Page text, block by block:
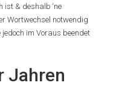
ist & deshalb ‘ne
Wortwechsel notwendig
im Voraus beendet
Jahren